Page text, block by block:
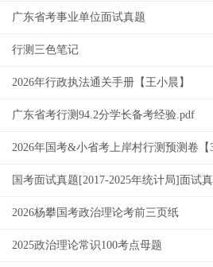
广东省考事业单位面试真题
行测三色笔记
2026年行政执法通关手册【王小晨】
广东省考行测94.2分学长备考经验.pdf
2026年国考&小省考上岸村行测预测卷【3
国考面试真题[2017-2025年统计局]面试
2026杨攀国考政治理论考前三页纸
2025政治理论常识100考点母题